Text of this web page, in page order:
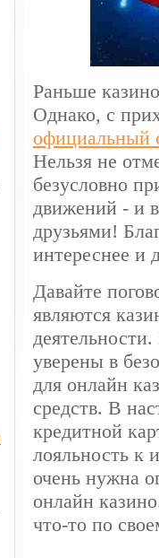
Раньше
Однако, с
официальный
Нельзя не
безусловно
движений - и
друзьями!
интереснее и
Давайте
являются
уверены в
для онлайн
средств. В
кредитной
лояльность к
очень нужна
онлайн
что-то по